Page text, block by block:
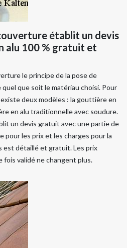
établit un devis
alu 100 % gratuit et
le principe de la pose de
que soit le matériau choisi. Pour
deux modèles : la gouttière en
en alu traditionnelle avec soudure.
un devis gratuit avec une partie de
pour les prix et les charges pour la
est détaillé et gratuit. Les prix
fois validé ne changent plus.